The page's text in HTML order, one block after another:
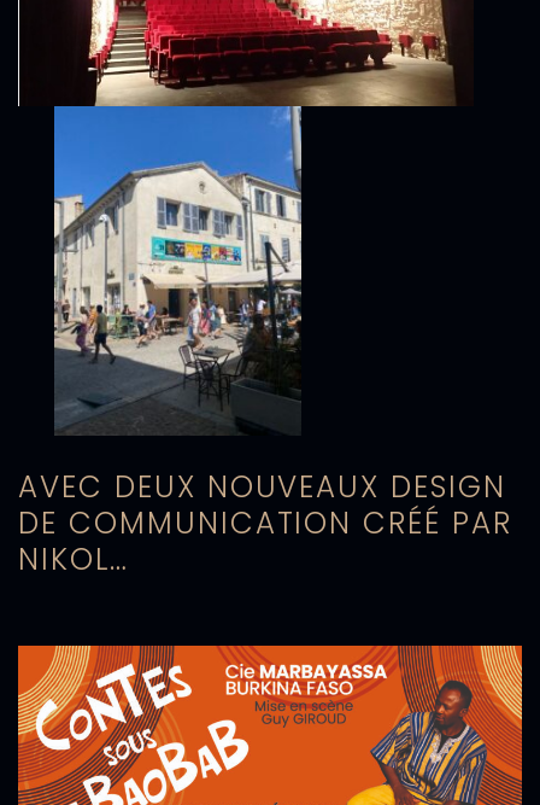
AVEC DEUX NOUVEAUX DESIGN
DE COMMUNICATION CRÉÉ PAR
NIKOL…